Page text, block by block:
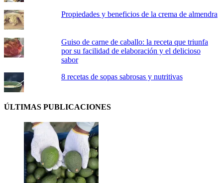
Propiedades y beneficios de la crema de almendra
Guiso de carne de caballo: la receta que triunfa
por su facilidad de elaboración y el delicioso
sabor
8 recetas de sopas sabrosas y nutritivas
ÚLTIMAS PUBLICACIONES